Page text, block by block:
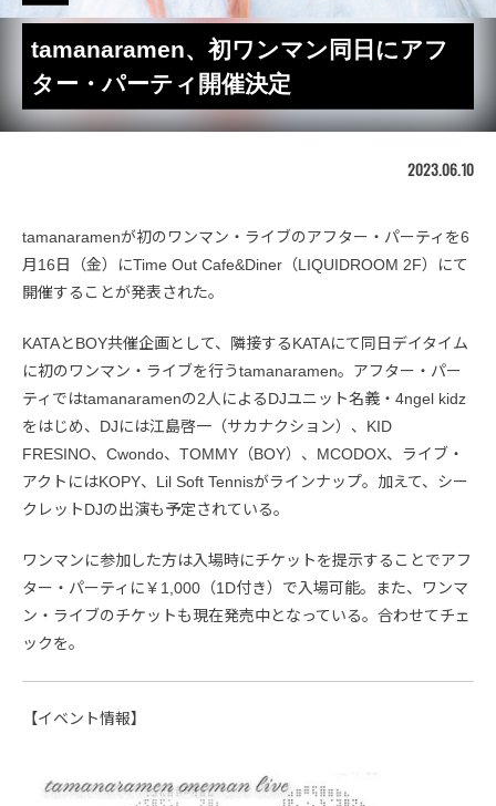
tamanaramen、初ワンマン同日にアフ
ター・パーティ開催決定
2023.06.10
tamanaramenが初のワンマン・ライブのアフター・パーティを6
月16日（金）にTime Out Cafe&Diner（LIQUIDROOM 2F）にて
開催することが発表された。
KATAとBOY共催企画として、隣接するKATAにて同日デイタイム
に初のワンマン・ライブを行うtamanaramen。アフター・パー
ティではtamanaramenの2人によるDJユニット名義・4ngel kidz
をはじめ、DJには江島啓一（サカナクション）、KID
FRESINO、Cwondo、TOMMY（BOY）、MCODOX、ライブ・
アクトにはKOPY、Lil Soft Tennisがラインナップ。加えて、シー
クレットDJの出演も予定されている。
ワンマンに参加した方は入場時にチケットを提示することでアフ
ター・パーティに￥1,000（1D付き）で入場可能。また、ワンマ
ン・ライブのチケットも現在発売中となっている。合わせてチェ
ックを。
【イベント情報】